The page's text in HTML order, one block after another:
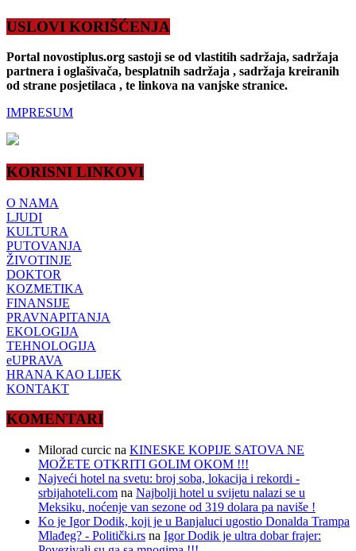
USLOVI KORIŠĆENJA
Portal novostiplus.org sastoji se od vlastitih sadržaja, sadržaja
partnera i oglašivača, besplatnih sadržaja , sadržaja kreiranih
od strane posjetilaca , te linkova na vanjske stranice.
IMPRESUM
KORISNI LINKOVI
O NAMA
LJUDI
KULTURA
PUTOVANJA
ŽIVOTINJE
DOKTOR
KOZMETIKA
FINANSIJE
PRAVNAPITANJA
EKOLOGIJA
TEHNOLOGIJA
eUPRAVA
HRANA KAO LIJEK
KONTAKT
KOMENTARI
Milorad curcic na KINESKE KOPIJE SATOVA NE
MOŽETE OTKRITI GOLIM OKOM !!!
Najveći hotel na svetu: broj soba, lokacija i rekordi -
srbijahoteli.com na Najbolji hotel u svijetu nalazi se u
Meksiku, noćenje van sezone od 319 dolara pa naviše !
Ko je Igor Dodik, koji je u Banjaluci ugostio Donalda Trampa
Mlađeg? - Politički.rs na Igor Dodik je ultra dobar frajer: